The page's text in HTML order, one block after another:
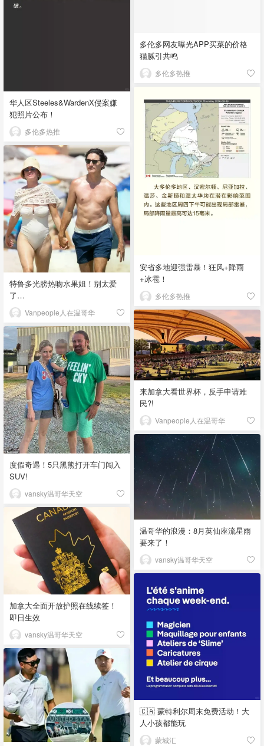
多伦多网友曝光APP买菜的价格
猫腻引共鸣
多伦多热推
华人区Steeles&WardenX侵案嫌
犯照片公布！
多伦多热推
安省多地迎强雷暴！狂风+降雨
+冰雹！
多伦多热推
特鲁多光膀热吻水果姐！别太爱
了…
Vanpeople人在温哥华
来加拿大看世界杯，反手申请难
民?!
Vanpeople人在温哥华
度假奇遇！5只黑熊打开车门闯入
SUV!
vansky温哥华天空
温哥华的浪漫：8月英仙座流星雨
要来了！
vansky温哥华天空
加拿大全面开放护照在线续签！
即日生效
vansky温哥华天空
🇨🇦 蒙特利尔周末免费活动！大
人小孩都能玩
蒙城汇